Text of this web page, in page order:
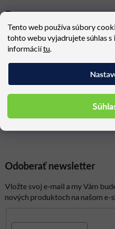
Tento web používa súbory
tohto webu vyjadrujete súhlas s
informáciítu
Konfigurovateľné
2-7 ročná záruka
Rozmery
Odoberať newsletter
Vložte svoj e-mail a my Vám
nových produktoch na našom e-